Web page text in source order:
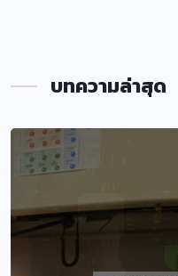
บทความล่าสุด